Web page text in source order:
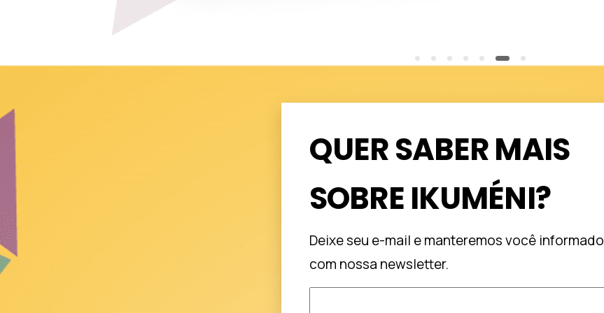
QUER SABER MAIS
SOBRE IKUMÉNI?
Deixe seu e-mail e manteremos você informado
com nossa newsletter.